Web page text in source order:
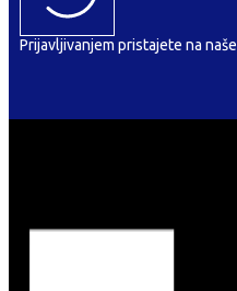
Prijavljivanjem pristajete na naše